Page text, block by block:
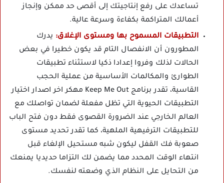
تساعدك على رفع إنتاجيتك إلى أقصى حد ممكن وإنجاز
أعمالك المتراكمة بكفاءة وسرعة عالية.
التطبيقات المسموح بها ومستوى الإغلاق: يدرك
المطورون أن الانفصال التام قد يكون خطيرا في بعض
الحالات لذلك وفروا إعدادا ذكيا لاستثناء تطبيقات
الطوارئ والمكالمات الأساسية من عملية الحجب
القاسية، تقدر برنامج Keep Me Out مهكر اخر اصدار اختيار
التطبيقات الحيوية التي تظل مفعلة لضمان تواصلك مع
العالم الخارجي عند الضرورة القصوى فقط دون فتح الباب
للتطبيقات الترفيهية الملهية، كما تقدر تحديد مستوى
صعوبة فك القفل ليكون شبه مستحيل الإلغاء قبل
انتهاء الوقت المحدد مما يضمن لك التزاما حديديا يمنعك
من التحايل على النظام الذي وضعته لنفسك.